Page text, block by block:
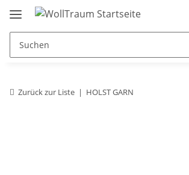
Zurück zur Liste HOLST GARN